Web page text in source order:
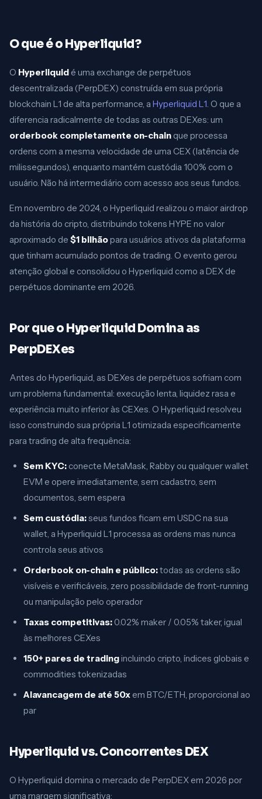
O que é o Hyperliquid?
O Hyperliquid é uma exchange de perpétuos
descentralizada (PerpDEX) construída em sua própria
blockchain L1 de alta performance, a Hyperliquid L1. O que a
diferencia radicalmente de todas as outras DEXes: um
orderbook completamente on-chain que processa
ordens com a mesma velocidade de uma CEX (latência de
milissegundos), enquanto mantém custódia 100% com o
usuário. Não há intermediário com acesso aos seus fundos.
Em novembro de 2024, o Hyperliquid realizou o maior airdrop
da história do cripto, distribuindo tokens HYPE no valor
aproximado de $1 bilhãopara usuários ativos da plataforma
que tinham acumulado pontos de trading. O evento gerou
atenção global e consolidou o Hyperliquid como a DEX de
perpétuos dominante em 2026.
Por que o Hyperliquid Domina as
PerpDEXes
Antes do Hyperliquid, as DEXes de perpétuos sofriam com
um problema fundamental: execução lenta, liquidez rasa e
experiência muito inferior às CEXes. O Hyperliquid resolveu
isso construindo sua própria L1 otimizada especificamente
para trading de alta frequência:
Sem KYC: conecte MetaMask, Rabby ou qualquer wallet
EVM e opere imediatamente, sem cadastro, sem
documentos, sem espera
Sem custódia:seus fundos ficam em USDC na sua
wallet, a Hyperliquid L1 processa as ordens mas nunca
controla seus ativos
Orderbook on-chain e público:todas as ordens são
visíveis e verificáveis, zero possibilidade de front-running
ou manipulação pelo operador
Taxas competitivas:0.02% maker / 0.05% taker, igual
às melhores CEXes
150+ pares de tradingincluindo cripto, índices globais e
commodities tokenizadas
Alavancagem de até 50x em BTC/ETH, proporcional ao
par
Hyperliquid vs. Concorrentes DEX
O Hyperliquid domina o mercado de PerpDEX em 2026 por
uma margem significativa: